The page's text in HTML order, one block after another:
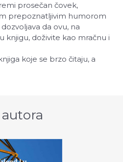
prosečan čovek,
prepoznatljivim humorom
da ovu, na
knjigu, doživite kao mračnu i
koje se brzo čitaju, a